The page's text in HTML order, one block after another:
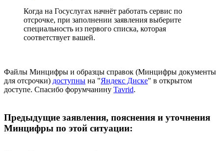
Когда на Госуслугах начнёт работать сервис по
отсрочке, при заполнении заявления выберите
специальность из первого списка, которая
соответствует вашей.
Файлы Минцифры и образцы справок (Минцифры документы
для отсрочки) доступны на "Яндекс Диске" в открытом
доступе. Спасибо форумчанину Tavrid.
Предыдущие заявления, пояснения и уточнения
Минцифры по этой ситуации: